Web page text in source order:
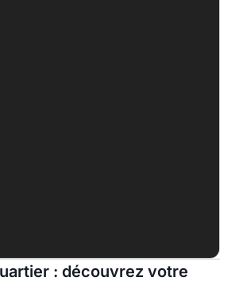
: découvrez votre